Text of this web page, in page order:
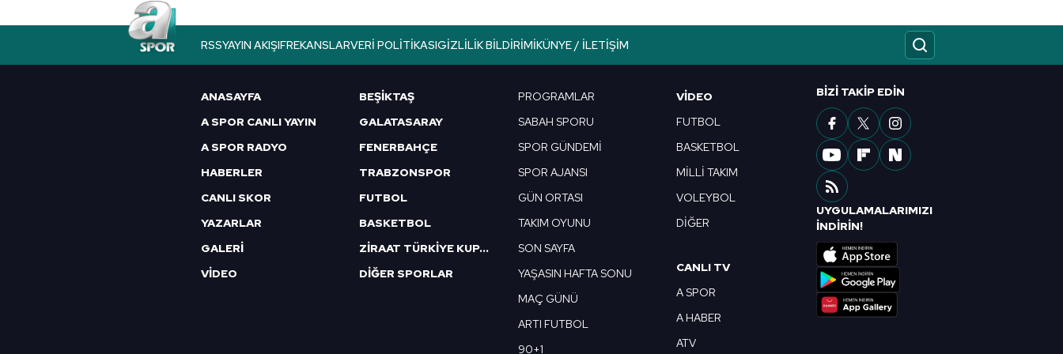
RSSYAYIN AKIŞIFREKANSLARVERI POLITIKASIGIZLILIK BILDIRIMIKÜNYE / İLETIŞIM
ANASAYFA
A SPOR CANLI YAYIN
A SPOR RADYO
HABERLER
CANLI SKOR
YAZARLAR
GALERİ
VİDEO
BEŞİKTAŞ
GALATASARAY
FENERBAHÇE
TRABZONSPOR
FUTBOL
BASKETBOL
ZİRAAT TÜRKİYE KUPASI
DİĞER SPORLAR
PROGRAMLAR
SABAH SPORU
SPOR GÜNDEMİ
SPOR AJANSI
GÜN ORTASI
TAKIM OYUNU
SON SAYFA
YAŞASIN HAFTA SONU
MAÇ GÜNÜ
ARTI FUTBOL
90+1
VIDEO
FUTBOL
BASKETBOL
MİLLİ TAKIM
VOLEYBOL
DİĞER
CANLI TV
A SPOR
A HABER
ATV
BIZI TAKIP EDIN
UYGULAMALARIMIZI
İNDİRİN!